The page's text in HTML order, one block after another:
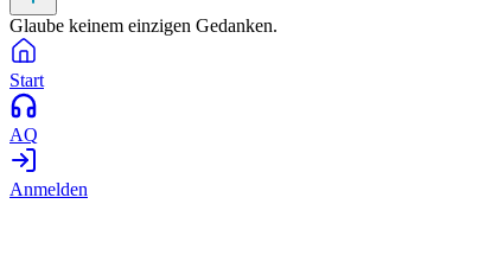
Glaube keinem einzigen Gedanken.
Start
AQ
Anmelden